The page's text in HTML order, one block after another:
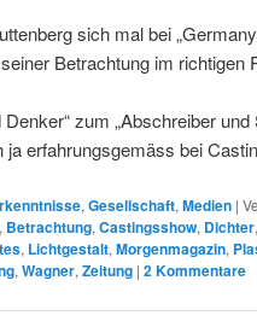
sich mal bei
Betrachtung im richtigen
zum „Abschreiber
ja erfahrungsgemäss bei
, Gesellschaft, Medien |
, Betrachtung, Castingsshow, Dichter,
, Lichtgestalt, Morgenmagazin,
, Wagner, Zeitung | 2Kommentare